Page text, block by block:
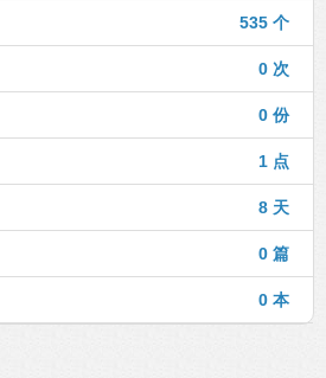
535 个
0 次
0 份
1 点
8 天
0 篇
0 本